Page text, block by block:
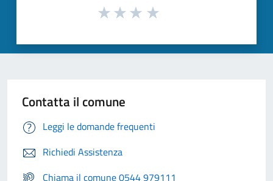
Contatta il comune
Leggi le domande frequenti
Richiedi Assistenza
Chiama il comune 0544 979111